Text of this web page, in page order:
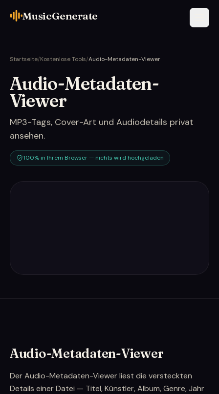
MusicGenerate
Startseite/Kostenlose Tools/Audio-Metadaten-Viewer
Audio-Metadaten-
Viewer
MP3-Tags, Cover-Art und Audiodetails privat
ansehen.
100% in Ihrem Browser — nichts wird hochgeladen
Audio-Metadaten-Viewer
Der Audio-Metadaten-Viewer liest die versteckten
Details einer Datei — Titel, Künstler, Album, Genre, Jahr